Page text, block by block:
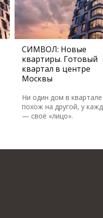
СИМВОЛ: Новые
квартиры. Готовый
квартал в центре
Москвы
Ни один дом в
похож на другой, у
— своё «лицо».